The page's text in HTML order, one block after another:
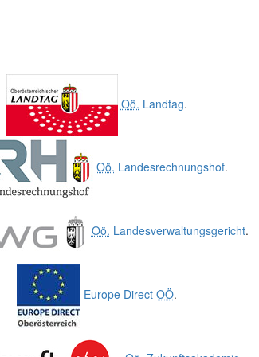
Oö. Landtag.
Oö. Landesrechnungshof.
Oö. Landesverwaltungsgericht.
Europe Direct OÖ.